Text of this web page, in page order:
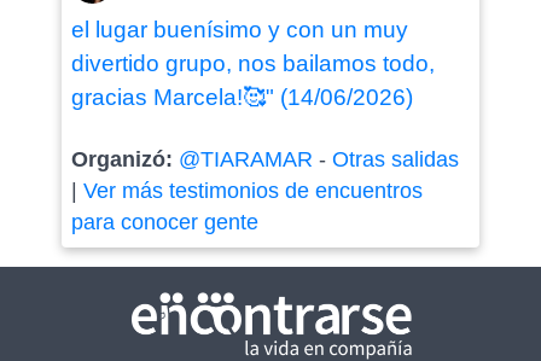
el lugar buenísimo y con un muy
divertido grupo, nos bailamos todo,
gracias Marcela!🥰" (14/06/2026)
Organizó: @TIARAMAR - Otras salidas
Ver más testimonios de encuentros
para conocer gente